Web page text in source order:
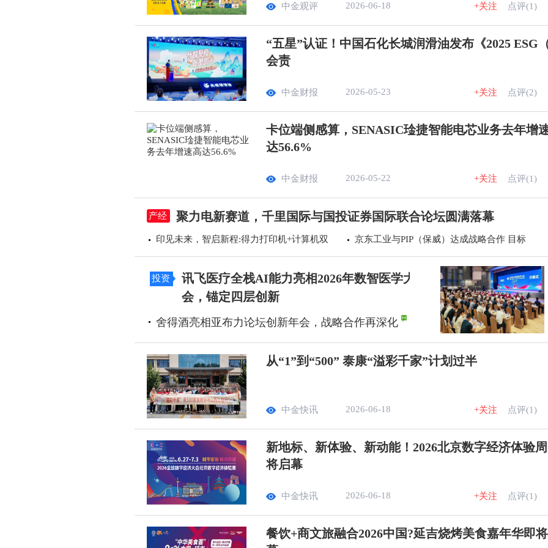
中金观评 2026-06-18 +关注 点评(1)
“五星”认证！中国石化长城润滑油发布《2025 ESG
会责
中金财报 2026-05-23 +关注 点评(2)
卡位端侧感算，SENASIC琻捷智能电芯业务去年增
达56.6%
中金财报 2026-05-22 +关注 点评(1)
产经 聚力电新赛道，千里国际与国投证券国际联合论坛圆满落幕
印见未来，智启新程:得力打印机+计算机双 京东工业与PIP（保威）达成战略合作 目标
投资
讯飞医疗全栈AI能力亮相2026年数智医学大
会，锚定四层创新
舍得酒亮相亚布力论坛创新年会，战略合作再深化
从“1”到“500” 泰康“溢彩千家”计划过半
中金快讯 2026-06-18 +关注 点评(1)
新地标、新体验、新动能！2026北京数字经济体验
将启幕
中金快讯 2026-06-18 +关注 点评(1)
餐饮+商文旅融合2026中国?延吉烧烤美食嘉年华即